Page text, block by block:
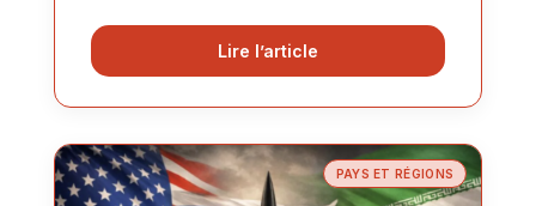
Lire l’article
PAYS ET RÉGIONS